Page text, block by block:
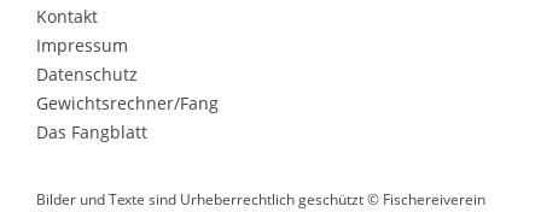
Kontakt
Impressum
Datenschutz
Gewichtsrechner/Fang
Das Fangblatt
Bilder und Texte sind Urheberrechtlich geschützt © Fischereiverein